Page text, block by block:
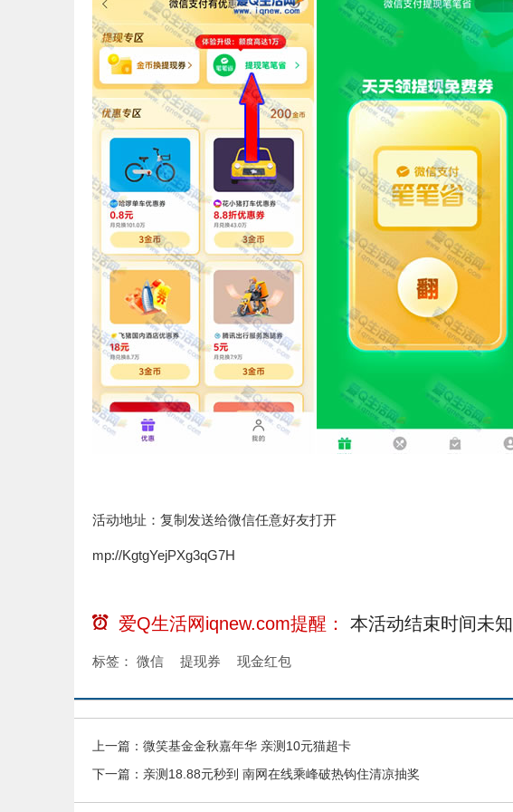
活动地址：复制发送给微信任意好友打开
mp://KgtgYejPXg3qG7H
爱Q生活网iqnew.com提醒： 本活动结束时间未知
标签： 微信 提现券 现金红包
上一篇： 微笑基金金秋嘉年华 亲测10元猫超卡
下一篇： 亲测18.88元秒到 南网在线乘峰破热钩住清凉抽奖